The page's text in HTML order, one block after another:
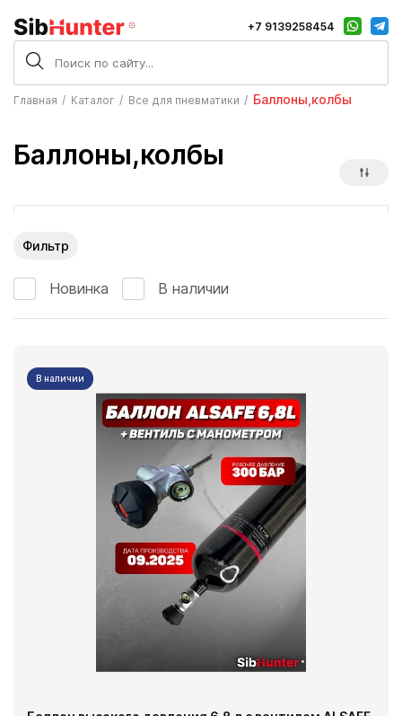
+7 9139258454
Главная Каталог Все для пневматики Баллоны,колбы
Баллоны,колбы
Фильтр
Новинка В наличии
В наличии